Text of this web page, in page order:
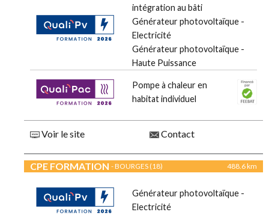
intégration au bâti
Générateur photovoltaïque -
Electricité
Générateur photovoltaïque -
Haute Puissance
Pompe à chaleur en
habitat individuel
Voir le site Contact
CPE FORMATION - BOURGES (18) 488.6 km
Générateur photovoltaïque -
Electricité